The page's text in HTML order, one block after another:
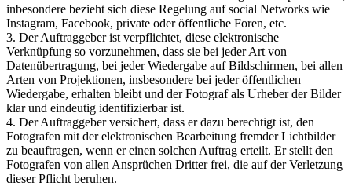
inbesondere bezieht sich diese Regelung auf social Networks wie
Instagram, Facebook, private oder öffentliche Foren, etc.
3. Der Auftraggeber ist verpflichtet, diese elektronische
Verknüpfung so vorzunehmen, dass sie bei jeder Art von
Datenübertragung, bei jeder Wiedergabe auf Bildschirmen, bei allen
Arten von Projektionen, insbesondere bei jeder öffentlichen
Wiedergabe, erhalten bleibt und der Fotograf als Urheber der Bilder
klar und eindeutig identifizierbar ist.
4. Der Auftraggeber versichert, dass er dazu berechtigt ist, den
Fotografen mit der elektronischen Bearbeitung fremder Lichtbilder
zu beauftragen, wenn er einen solchen Auftrag erteilt. Er stellt den
Fotografen von allen Ansprüchen Dritter frei, die auf der Verletzung
dieser Pflicht beruhen.